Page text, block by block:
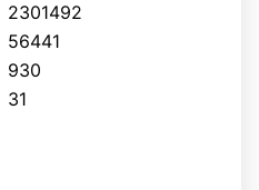
31
2301492
56441
930